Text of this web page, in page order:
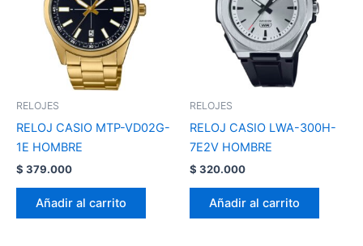
RELOJES
RELOJ CASIO MTP-VD02G-
1E HOMBRE
$ 379.000
Añadir al carrito
RELOJES
RELOJ CASIO LWA-300H-
7E2V HOMBRE
$ 320.000
Añadir al carrito